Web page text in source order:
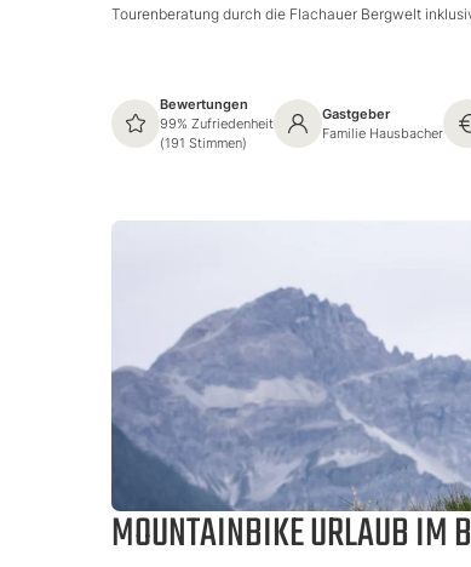
Tourenberatung durch die Flachauer Bergwelt
Bewertungen
99% Zufriedenheit
(191 Stimmen)
Gastgeber
Familie Hausbacher
MOUNTAINBIKE URLAUB IM